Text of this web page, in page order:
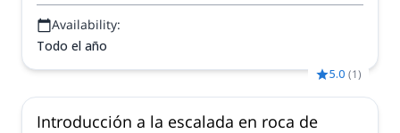
Availability:
Todo el año
5.0 (1)
Introducción a la escalada en roca de